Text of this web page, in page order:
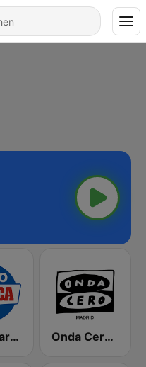
Radio Marca Nacional Onda Cero Madrid